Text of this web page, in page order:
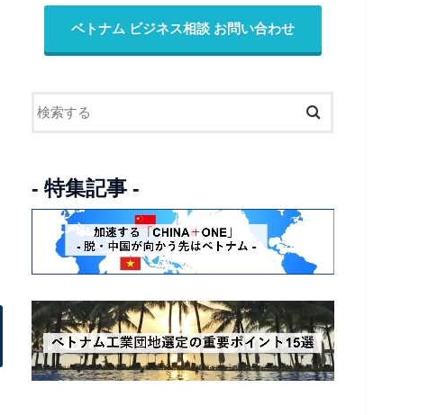
ベトナム ビジネス相談 お問い合わせ
- 特集記事 -